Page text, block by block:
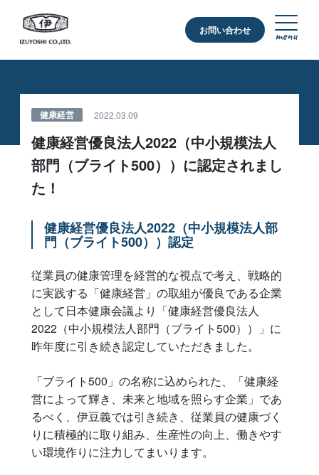
メイ
お問い合わせ
健康経営 2022.03.09
健康経営優良法人2022（中小規模法人
部門（ブライト500））に認定されまし
た！
健康経営優良法人2022（中小規模法人部
門（ブライト500））認定
従業員の健康管理を経営的な視点で考え、戦略的
に実践する「健康経営」の取組が優良である企業
として日本健康会議より「健康経営優良法人
2022（中小規模法人部門（ブライト500））」に
昨年度に引き続き認定していただきました。
「ブライト500」の名称に込められた、「健康経
営によって輝き、未来と地域を照らす企業」であ
るべく、伊豆義では引き続き、従業員の健康づく
りに積極的に取り組み、生産性の向上、働きやす
い環境作りに注力してまいります。